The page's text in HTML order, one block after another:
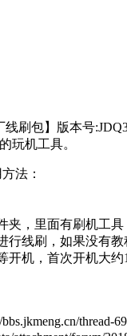
线刷包】版本号
玩机工具。
法：
夹，里面有刷机工具
行线刷，如果没有
开机，首次开机大约
thread-